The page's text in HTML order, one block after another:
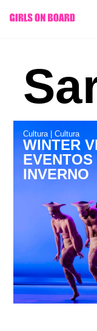
conteúdo
Cultura|Cultura
WINTER
INVERNO